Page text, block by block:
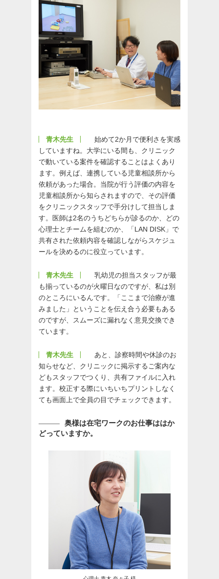
青木先生
始めて2か月で便利さを実感
していますね。大学にいる間も、クリニック
で動いている案件を確認することはよくあり
ます。例えば、連携している児童相談所から
依頼があった場合。当院が行う評価の内容を
児童相談所から知らされますので、その評価
をクリニックスタッフで手分けして担当しま
す。医師は2名のうちどちらが診るのか、どの
心理士とチームを組むのか、「LAN DISK」で
共有された依頼内容を確認しながらスケジュ
ールを決めるのに役立っています。
青木先生
乳幼児の担当スタッフが最
も揃っているのが火曜日なのですが、私は別
のところにいるんです。「ここまで治療が進
みました」ということを伝え合う必要もある
のですが、スムーズに漏れなく意見交換でき
ています。
青木先生
あと、診察時間や休診のお
知らせなど、クリニックに掲示するご案内な
どもスタッフでつくり、共有ファイルに入れ
ます。校正する際にいちいちプリントしなく
ても画面上で全員の目でチェックできます。
奥様は在宅ワークのお仕事ははか
どっていますか。